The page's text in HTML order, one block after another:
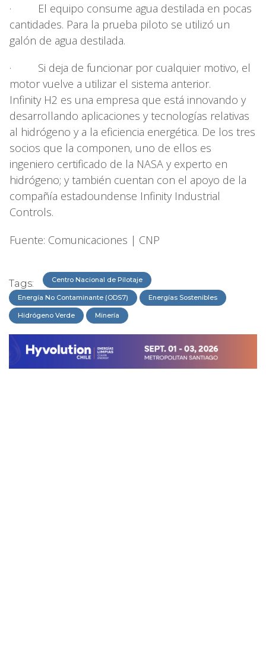
· El equipo consume agua destilada en pocas
cantidades. Para la prueba piloto se utilizó un
galón de agua destilada.
· Si deja de funcionar por cualquier motivo, el
motor vuelve a utilizar el sistema anterior.
Infinity H2 es una empresa que está innovando y
desarrollando aplicaciones y tecnologías relativas
al hidrógeno y a la eficiencia energética. De los tres
socios que la componen, uno de ellos es
ingeniero certificado de la NASA y experto en
hidrógeno; y también cuentan con el apoyo de la
compañía estadoundense Infinity Industrial
Controls.
Fuente: Comunicaciones | CNP
Tags: Centro Nacional de Pilotaje
Energía No Contaminante (ODS7) Energías Sostenibles
Hidrógeno Verde Minería